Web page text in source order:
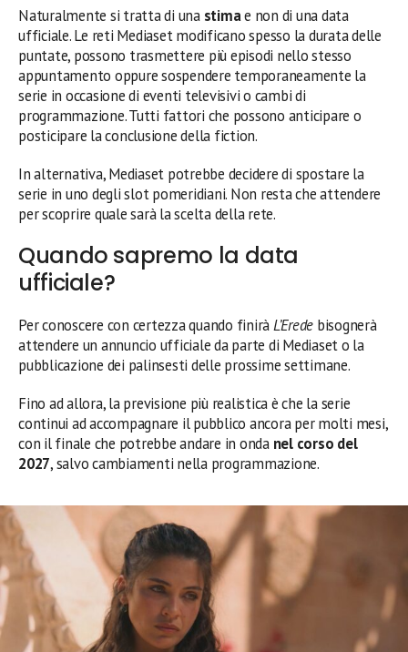
Naturalmente si tratta di una stimae non di una data
ufficiale. Le reti Mediaset modificano spesso la durata delle
puntate, possono trasmettere più episodi nello stesso
appuntamento oppure sospendere temporaneamente la
serie in occasione di eventi televisivi o cambi di
programmazione. Tutti fattori che possono anticipare o
posticipare la conclusione della fiction.
In alternativa, Mediaset potrebbe decidere di spostare la
serie in uno degli slot pomeridiani. Non resta che attendere
per scoprire quale sarà la scelta della rete.
Quando sapremo la data
ufficiale?
Per conoscere con certezza quando finiràL’Erede bisognerà
attendere un annuncio ufficiale da parte di Mediaset o la
pubblicazione dei palinsesti delle prossime settimane.
Fino ad allora, la previsione più realistica è che la serie
continui ad accompagnare il pubblico ancora per molti mesi,
con il finale che potrebbe andare in onda nel corso del
2027, salvo cambiamenti nella programmazione.